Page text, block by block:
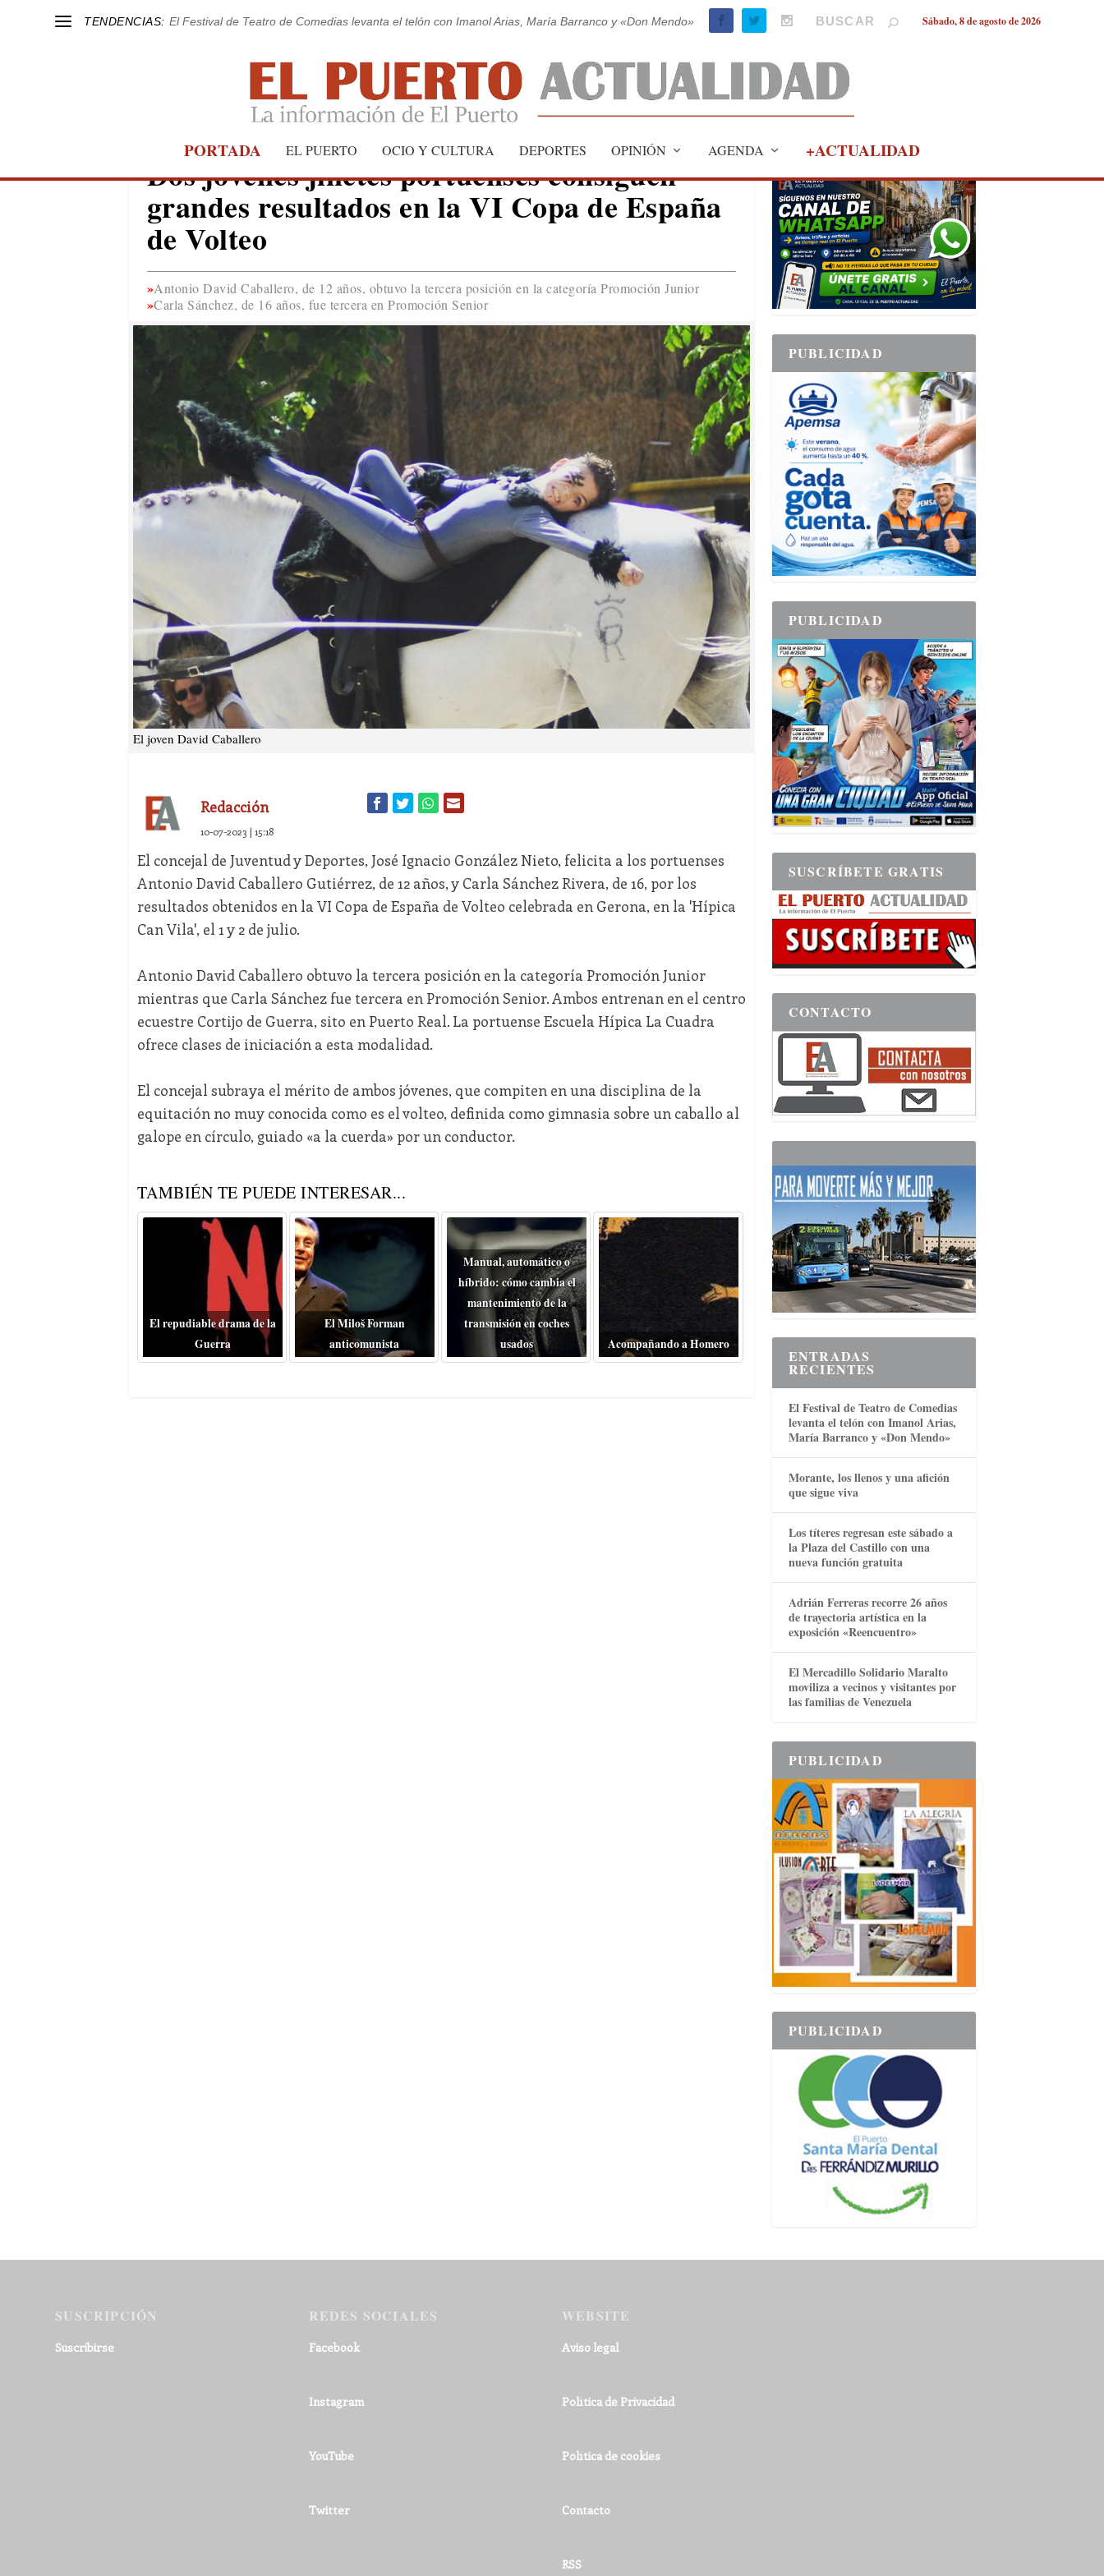
TENDENCIAS: El Festival de Teatro de Comedias levanta el telón con Imanol Arias, María Barranco y «Don Mendo» Sábado, 8 de agosto de 2026
PORTADA EL PUERTO OCIO Y CULTURA DEPORTES OPINIÓN AGENDA +ACTUALIDAD
DEPORTES
Dos jóvenes jinetes portuenses consiguen
grandes resultados en la VI Copa de España
de Volteo
Antonio David Caballero, de 12 años, obtuvo la tercera posición en la categoría Promoción Junior
Carla Sánchez, de 16 años, fue tercera en Promoción Senior
El joven David Caballero
Redacción
10-07-2023 | 15:18
El concejal de Juventud y Deportes, José Ignacio González Nieto, felicita a los portuenses
Antonio David Caballero Gutiérrez, de 12 años, y Carla Sánchez Rivera, de 16, por los
resultados obtenidos en la VI Copa de España de Volteo celebrada en Gerona, en la 'Hípica
Can Vila', el 1 y 2 de julio.
Antonio David Caballero obtuvo la tercera posición en la categoría Promoción Junior
mientras que Carla Sánchez fue tercera en Promoción Senior. Ambos entrenan en el centro
ecuestre Cortijo de Guerra, sito en Puerto Real. La portuense Escuela Hípica La Cuadra
ofrece clases de iniciación a esta modalidad.
El concejal subraya el mérito de ambos jóvenes, que compiten en una disciplina de la
equitación no muy conocida como es el volteo, definida como gimnasia sobre un caballo al
galope en círculo, guiado «a la cuerda» por un conductor.
TAMBIÉN TE PUEDE INTERESAR...
El repudiable drama de la
Guerra
El Miloš Forman
anticomunista
Manual, automático o
híbrido: cómo cambia el
mantenimiento de la
transmisión en coches
usados
Acompañando a Homero
PUBLICIDAD
PUBLICIDAD
PUBLICIDAD
SUSCRÍBETE GRATIS
CONTACTO
ENTRADAS
RECIENTES
El Festival de Teatro de Comedias
levanta el telón con Imanol Arias,
María Barranco y «Don Mendo»
Morante, los llenos y una afición
que sigue viva
Los títeres regresan este sábado a
la Plaza del Castillo con una
nueva función gratuita
Adrián Ferreras recorre 26 años
de trayectoria artística en la
exposición «Reencuentro»
El Mercadillo Solidario Maralto
moviliza a vecinos y visitantes por
las familias de Venezuela
PUBLICIDAD
PUBLICIDAD
SUSCRIPCIÓN
Suscribirse
REDES SOCIALES
Facebook
Instagram
YouTube
Twitter
WEBSITE
Aviso legal
Política de Privacidad
Política de cookies
Contacto
RSS